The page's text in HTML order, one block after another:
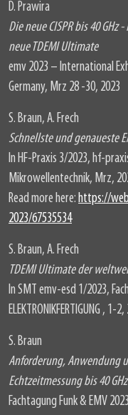
D. Prawira
Die neue CISPR bis 40
neue TDEMI Ultimate
emv 2023 – International
Germany, Mrz 28 -30, 2023
S. Braun, A. Frech
Schnellste und genaueste
In HF-Praxis 3/2023, hf-
Mikrowellentechnik, Mrz,
Read more here: https://
2023/67535534
S. Braun, A. Frech
TDEMI Ultimate der
In SMT emv-esd 1/2023,
ELEKTRONIKFERTIGUNG ,
S. Braun
Anforderung, Anwendung
Echtzeitmessung bis 40
Fachtagung Funk & EMV